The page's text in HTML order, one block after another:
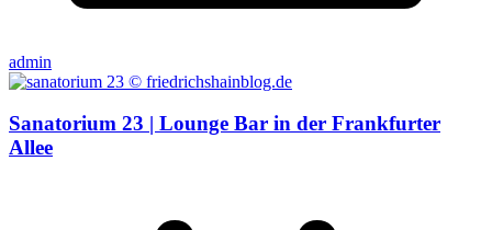
admin
Sanatorium 23 | Lounge Bar in der Frankfurter
Allee